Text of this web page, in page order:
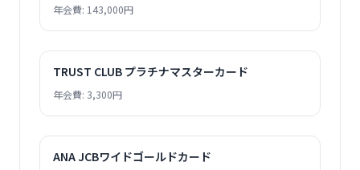
年会費: 143,000円
TRUST CLUB プラチナマスターカード
年会費: 3,300円
ANA JCBワイドゴールドカード